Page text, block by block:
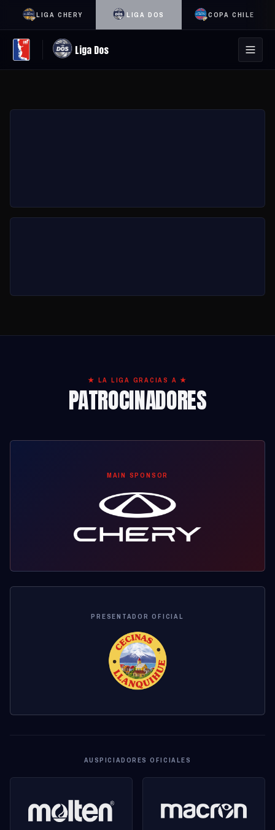
LIGA CHERY LIGA DOS COPA CHILE
Liga Dos
★ LA LIGA GRACIAS A ★
PATROCINADORES
MAIN SPONSOR
PRESENTADOR OFICIAL
AUSPICIADORES OFICIALES